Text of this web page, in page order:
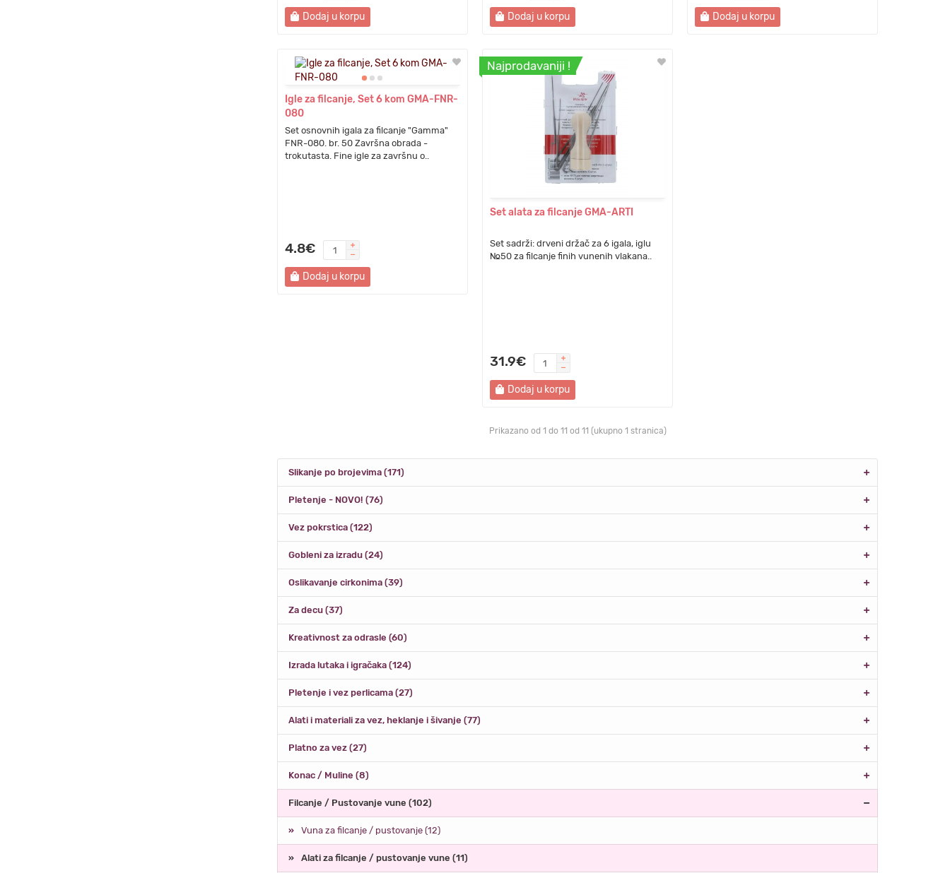
Dodaj u korpu Dodaj u korpu Dodaj u korpu
Igle za filcanje, Set 6 kom GMA-FNR-
080
Set osnovnih igala za filcanje "Gamma"
FNR-080. br. 50 Završna obrada -
trokutasta. Fine igle za završnu o..
4.8€
Dodaj u korpu
Najprodavaniji !
Set alata za filcanje GMA-ARTI
Set sadrži: drveni držač za 6 igala, iglu
№50 za filcanje finih vunenih vlakana..
31.9€
Dodaj u korpu
Prikazano od 1 do 11 od 11 (ukupno 1 stranica)
Slikanje po brojevima (171)
Pletenje - NOVO! (76)
Vez pokrstica (122)
Gobleni za izradu (24)
Oslikavanje cirkonima (39)
Za decu (37)
Kreativnost za odrasle (60)
Izrada lutaka i igračaka (124)
Pletenje i vez perlicama (27)
Alati i materiali za vez, heklanje i šivanje (77)
Platno za vez (27)
Konac / Muline (8)
Filcanje / Pustovanje vune (102)
Vuna za filcanje / pustovanje (12)
Alati za filcanje / pustovanje vune (11)